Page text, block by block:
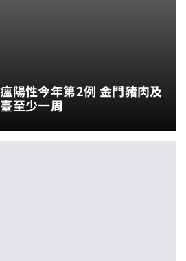
陽性今年第2例 金門豬肉及
至少一周